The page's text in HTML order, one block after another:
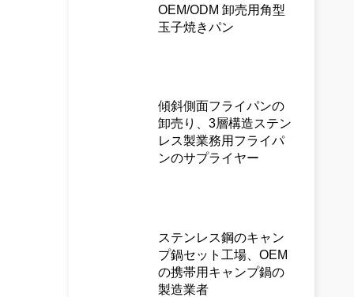
OEM/ODM 卸売用角型
玉子焼きパン
傾斜側面フライパンの
卸売り、3層構造ステン
レス製業務用フライパ
ンのサプライヤー
ステンレス鋼のキャン
プ鍋セット工場、OEM
の携帯用キャンプ鍋の
製造業者